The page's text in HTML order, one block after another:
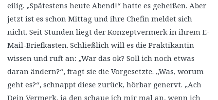
eilig. „Spätestens heute Abend!“ hatte es geheißen. Aber
jetzt ist es schon Mittag und ihre Chefin meldet sich
nicht. Seit Stunden liegt der Konzeptvermerk in ihrem E-
Mail-Briefkasten. Schließlich will es die Praktikantin
wissen und ruft an: „War das ok? Soll ich noch etwas
daran ändern?“, fragt sie die Vorgesetzte. „Was, worum
geht es?“, schnappt diese zurück, hörbar genervt. „Ach
Dein Vermerk, ja den schaue ich mir mal an, wenn ich